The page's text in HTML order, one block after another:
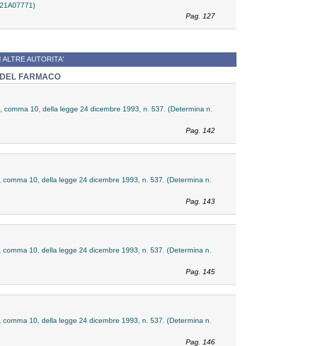
Pag. 127
AUTORITA'
FARMACO
10, della legge 24 dicembre 1993, n. 537. (Determina n.
Pag. 142
10, della legge 24 dicembre 1993, n. 537. (Determina n.
Pag. 143
10, della legge 24 dicembre 1993, n. 537. (Determina n.
Pag. 145
10, della legge 24 dicembre 1993, n. 537. (Determina n.
Pag. 146